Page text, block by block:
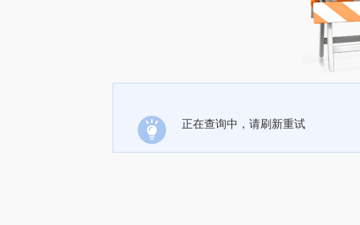
正在查询中，请刷新重试